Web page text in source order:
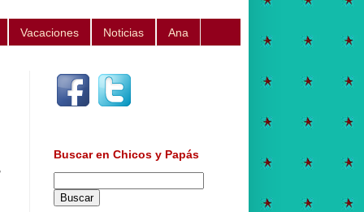
Vacaciones Noticias Ana
Buscar en Chicos y Papás